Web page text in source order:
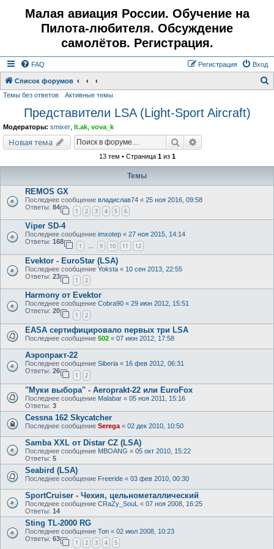
Малая авиация России. Обучение на
Пилота-любителя. Обсуждение
самолётов. Регистрация.
FAQ Вход
Регистрация
Список форумов
Темы без ответов Активные темы
Представители LSA (Light-Sport Aircraft)
Модераторы: smixer lt.ak vova_k
Новая тема Поиск
13 тем • Страница 1из 1
Темы
REMOS GX
Последнее сообщение владислав74 « 25 ноя 2016, 09:58
Ответы: 84
1 2 3 4 5 6
Viper SD-4
Последнее сообщение imxotep « 27 ноя 2015, 14:14
Ответы: 168
1 … 9 10 11 12
Evektor - EuroStar (LSA)
Последнее сообщение Yoksta « 10 сен 2013, 22:55
Ответы: 23
1 2
Harmony от Evektor
Последнее сообщение Cobra90 « 29 июн 2012, 15:51
Ответы: 20
1 2
EASA сертифицировало первых три LSA
Последнее сообщение 502 « 07 июн 2012, 17:58
Аэропракт-22
Последнее сообщение Siberia « 16 фев 2012, 06:31
Ответы: 26
1 2
"Муки выбора" - Aeroprakt-22 или EuroFox
Последнее сообщение Malabar « 05 ноя 2011, 15:16
Ответы: 3
Cessna 162 Skycatcher
Последнее сообщение Serega « 02 дек 2010, 10:50
Samba XXL от Distar CZ (LSA)
Последнее сообщение MBOANG « 05 окт 2010, 15:22
Ответы: 5
Seabird (LSA)
Последнее сообщение Freeride « 03 фев 2010, 00:30
SportCruiser - Чехия, цельнометаллический
Последнее сообщение CRaZy_SouL « 07 ноя 2008, 16:25
Ответы: 14
Sting TL-2000 RG
Последнее сообщение Ton « 02 июл 2008, 10:23
Ответы: 63
1 2 3 4 5